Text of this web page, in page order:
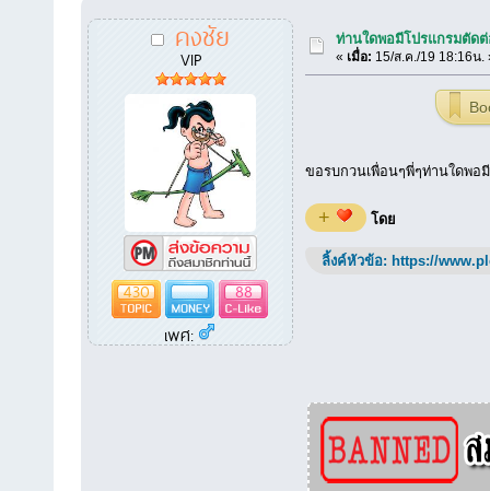
คงชัย
VIP
430
88
เพศ:
ท่านใดพอมีโปรแกรมตัด
« เมื่อ: 15/ส.ค./19 18:16น.
ขอรบกวนเพื่อนๆพี่ๆท่านใดพอ
+ โดย
ลิ้งค์หัวข้อ: https://